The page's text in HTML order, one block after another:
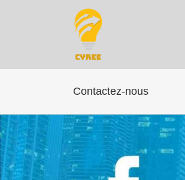
Contactez-nous